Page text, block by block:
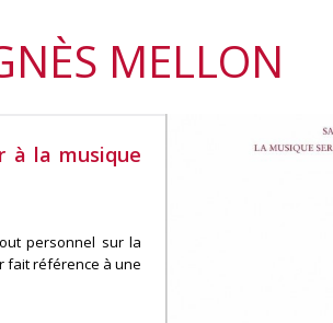
MELLON
à la musique
personnel sur la
fait référence à une